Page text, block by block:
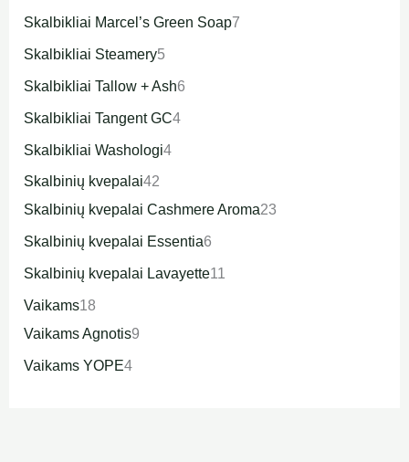
Skalbikliai Marcel’s Green Soap7
Skalbikliai Steamery5
Skalbikliai Tallow + Ash6
Skalbikliai Tangent GC4
Skalbikliai Washologi4
Skalbinių kvepalai42
Skalbinių kvepalai Cashmere Aroma23
Skalbinių kvepalai Essentia6
Skalbinių kvepalai Lavayette11
Vaikams18
Vaikams Agnotis9
Vaikams YOPE4